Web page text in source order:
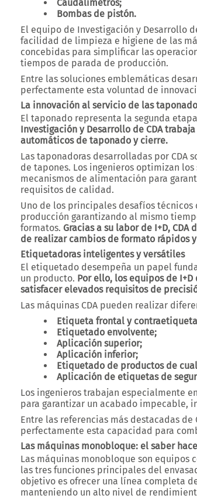
Caudalímetros;
Bombas de pistón.
El equipo de Investigación y Desarrollo
facilidad de limpieza e higiene de las
concebidas para simplificar las
tiempos de parada de producción.
Entre las soluciones emblemáticas
perfectamente esta voluntad de
La innovación al servicio de las
El taponado representa la segunda
Investigación y Desarrollo de CDA
automáticos de taponado y cierre.
Las taponadoras desarrolladas por CDA
de tapones. Los ingenieros optimizan
mecanismos de alimentación para
requisitos de calidad.
Uno de los principales desafíos
producción garantizando al mismo
formatos. Gracias a su labor de I+D,
de realizar cambios de formato rápidos
Etiquetadoras inteligentes y versátiles
El etiquetado desempeña un papel
un producto. Por ello, los equipos de
satisfacer elevados requisitos de
Las máquinas CDA pueden realizar
Etiqueta frontal y
Etiquetado envolvente;
Aplicación superior;
Aplicación inferior;
Etiquetado de productos de
Aplicación de etiquetas de
Los ingenieros trabajan especialmente
para garantizar un acabado impecable,
Entre las referencias más destacadas de
perfectamente esta capacidad para
Las máquinas monobloque: el saber
Las máquinas monobloque son equipos
las tres funciones principales del
objetivo es ofrecer una línea completa
manteniendo un alto nivel de